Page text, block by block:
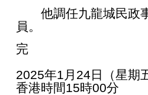
他調任九龍城民政事
員。
完
2025年1月24日（星期
香港時間15時00分